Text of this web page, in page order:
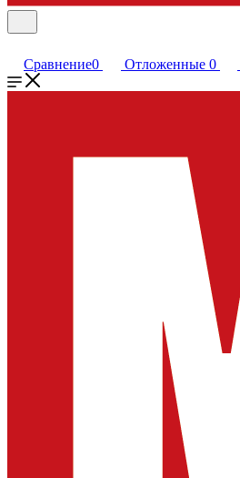
Сравнение0 Отложенные 0